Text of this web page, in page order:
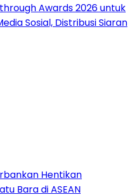
Awards 2026 untuk
Sosial, Distribusi Siaran
Hentikan
Bara di ASEAN